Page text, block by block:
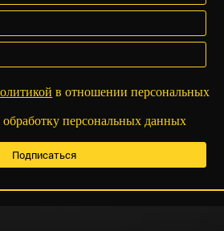
в отношении персональных
обработку персональных данных